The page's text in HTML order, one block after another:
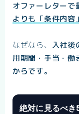
オファーレターで
よりも「条件内容
なぜなら、 入社後
用期間・手当・働
からです。
絶対に見るべき